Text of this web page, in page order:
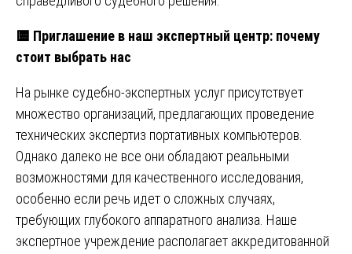
🟨 Приглашение в наш экспертный центр: почему
стоит выбрать нас
На рынке судебно-экспертных услуг присутствует
множество организаций, предлагающих проведение
технических экспертиз портативных компьютеров.
Однако далеко не все они обладают реальными
возможностями для качественного исследования,
особенно если речь идет о сложных случаях,
требующих глубокого аппаратного анализа. Наше
экспертное учреждение располагает аккредитованной